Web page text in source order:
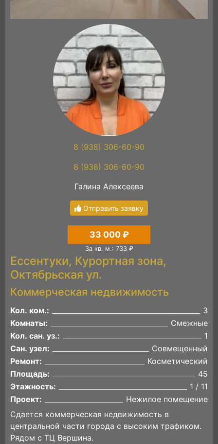
8 (938) 306-60-90
8 (938) 306-60-90
Галина Алексеева
Отправить заявку
33 000 ₽
За кв. м.: 733 ₽
Ессентуки, Курортная зона,
Октябрьская ул.
Коммерческая недвижимость
Кол. ком.:
3
Комнаты:
Смежные
Кол. сан. уз.:
1
Сан. узел:
Совмещенный
Ремонт:
Косметический
Площадь:
45
Этажность:
1 / 11
Проект:
Нежилое помещение
Сдается коммерческая недвижимость в
центральной части города с высоким трафиком.
Рядом с ТЦ Вершина.